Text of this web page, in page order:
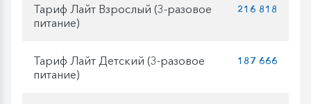
Тариф Лайт Взрослый (3-разовое
питание)
216 818
Тариф Лайт Детский (3-разовое
питание)
187 666